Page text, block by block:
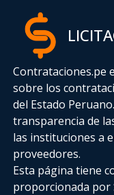
Contrataciones.pe
sobre los
del Estado
transparencia de
las instituciones a
proveedores.
Esta página tiene
proporcionada por